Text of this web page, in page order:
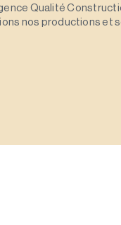
Qualité
nos productions et